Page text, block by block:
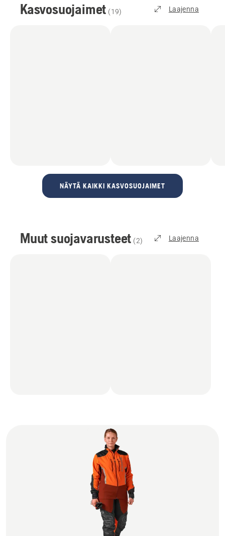
Kasvosuojaimet (19) Laajenna
NÄYTÄ KAIKKI KASVOSUOJAIMET
Muut suojavarusteet (2) Laajenna